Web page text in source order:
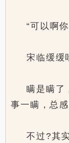
“可以啊
宋临缓缓
瞒是瞒了
事一瞒，总
不过?其